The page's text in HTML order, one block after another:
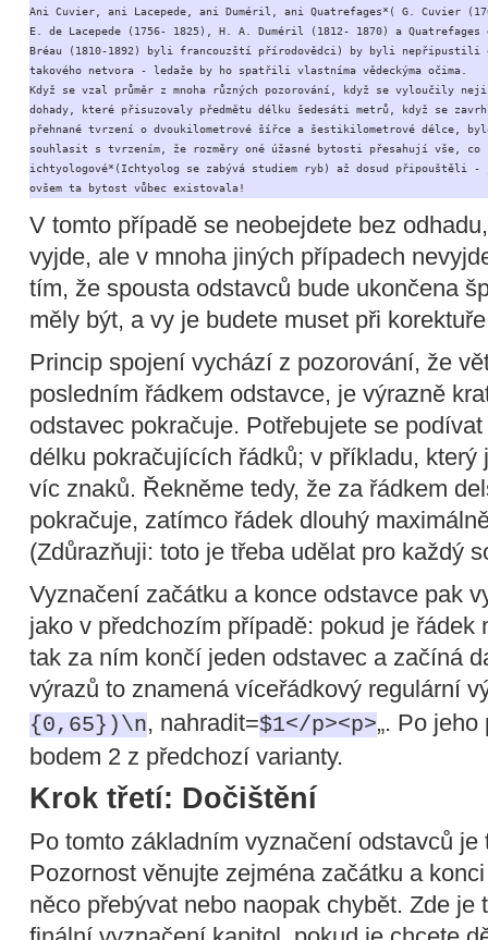
Ani Cuvier, ani Lacepede, ani Duméril, ani Quatrefages*( G. Cuvier
E. de Lacepede (1756- 1825), H. A. Duméril (1812- 1870) a
Bréau (1810-1892) byli francouzští přírodovědci) by byli
takového netvora - ledaže by ho spatřili vlastníma vědeckýma očima.
Když se vzal průměr z mnoha různých pozorování, když se vyloučily
dohady, které přisuzovaly předmětu délku šedesáti metrů, když se
přehnané tvrzení o dvoukilometrové šířce a šestikilometrové délce,
souhlasit s tvrzením, že rozměry oné úžasné bytosti přesahují vše, co
ichtyologové*(Ichtyolog se zabývá studiem ryb) až dosud
ovšem ta bytost vůbec existovala!
V tomto případě se neobejdete bez
vyjde, ale v mnoha jiných případech
tím, že spousta odstavců bude ukončena
měly být, a vy je budete muset při
Princip spojení vychází z pozorování, že
posledním řádkem odstavce, je výrazně
odstavec pokračuje. Potřebujete se
délku pokračujících řádků; v příkladu, který
víc znaků. Řekněme tedy, že za řádkem
pokračuje, zatímco řádek dlouhý
(Zdůrazňuji: toto je třeba udělat pro každý
Vyznačení začátku a konce odstavce pak
jako v předchozím případě: pokud je řádek
tak za ním končí jeden odstavec a začíná
výrazů to znamená víceřádkový regulární
{0,65})\n, nahradit=$1</p><p>„. Po
bodem 2 z předchozí varianty.
Krok třetí: Dočištění
Po tomto základním vyznačení odstavců je
Pozornost věnujte zejména začátku a
něco přebývat nebo naopak chybět. Zde je